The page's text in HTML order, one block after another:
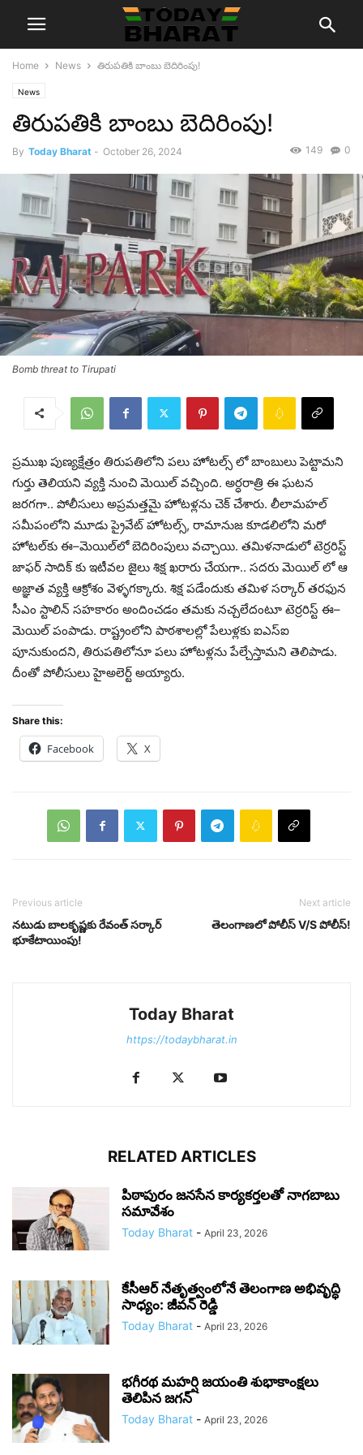
Home News తిరుపతికి బాంబు బెదిరింపు!
News
తిరుపతికి బాంబు బెదిరింపు!
By Today Bharat - October 26, 2024 0
149
Bomb threat to Tirupati
ప్రముఖ పుణ్యక్షేత్రం తిరుపతిలోని పలు హోటల్స్ లో బాంబులు పెట్టామని
గుర్తు తెలియని వ్యక్తి నుంచి మెయిల్ వచ్చింది. అర్ధరాత్రి ఈ ఘటన
జరగగా.. పోలీసులు అప్రమత్తమై హోటళ్లను చెక్ చేశారు. లీలామహల్‌
సమీపంలోని మూడు ప్రైవేట్ హోటల్స్, రామానుజ కూడలిలోని మరో
హోటల్‌కు ఈ–మెయిల్‌లో బెదిరింపులు వచ్చాయి. తమిళనాడులో టెర్రరిస్ట్
జాఫర్ సాది​క్ కు ఇటీవల జైలు శిక్ష ఖరారు చేయగా.. సదరు మెయిల్ లో ఆ
అజ్ఞాత వ్యక్తి ఆక్రోశం వెళ్ళగక్కారు. శిక్ష పడేందుకు తమిళ సర్కార్ తరఫున
సీఎం స్టాలిన్ సహకారం అందించడం తమకు నచ్చలేదంటూ టెర్రరిస్ట్ ఈ–
మెయిల్ పంపాడు. రాష్ట్రంలోని పాఠశాలల్లో పేలుళ్లకు ఐఎస్‌ఐ
పూనుకుందని, తిరుపతిలోనూ పలు హోటళ్లను పేల్చేస్తామని తెలిపాడు.
దీంతో పోలీసులు హైఅలెర్ట్ అయ్యారు.
Share this:
Facebook X
Previous article
నటుడు బాలకృష్ణకు రేవంత్ సర్కార్
భూకేటాయింపు!
Next article
తెలంగాణలో పోలీస్ V/S పోలీస్!
Today Bharat
https://todaybharat.in
RELATED ARTICLES
పిఠాపురం జనసేన కార్యకర్తలతో నాగబాబు
సమావేశం
Today Bharat - April 23, 2026
కేసీఆర్ నేతృత్వంలోనే తెలంగాణ అభివృద్ధి
సాధ్యం: జీవన్ రెడ్డి
Today Bharat - April 23, 2026
భగీరథ మహర్షి జయంతి శుభాకాంక్షలు
తెలిపిన జగన్‌
Today Bharat - April 23, 2026